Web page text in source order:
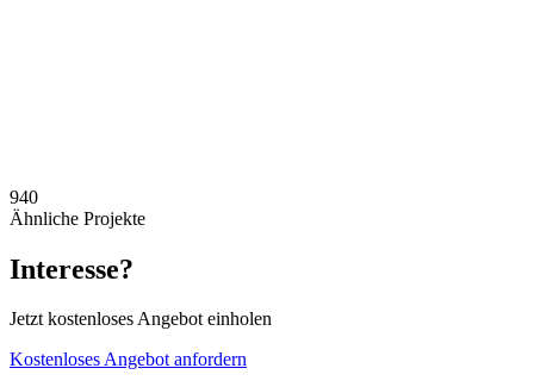
940
Ähnliche Projekte
Interesse?
Jetzt kostenloses Angebot einholen
Kostenloses Angebot anfordern